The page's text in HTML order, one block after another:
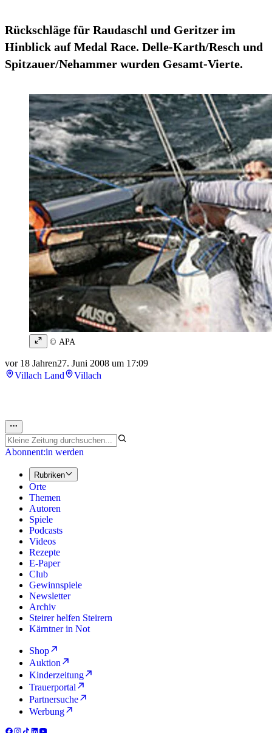
Rückschläge für Raudaschl und Geritzer im
Hinblick auf Medal Race. Delle-Karth/Resch und
Spitzauer/Nehammer wurden Gesamt-Vierte.
© APA
vor 18 Jahren27. Juni 2008 um 17:09
Villach Land
Villach
Abonnent:in werden
Rubriken
Orte
Themen
Autoren
Spiele
Podcasts
Videos
Rezepte
E-Paper
Club
Gewinnspiele
Newsletter
Archiv
Steirer helfen Steirern
Kärntner in Not
Shop
Auktion
Kinderzeitung
Trauerportal
Partnersuche
Werbung